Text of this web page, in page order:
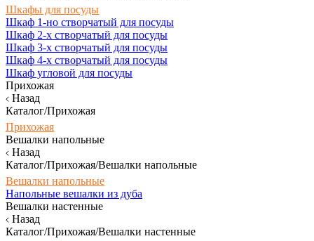
Шкафы для посуды
Шкаф 1-но створчатый для посуды
Шкаф 2-х створчатый для посуды
Шкаф 3-х створчатый для посуды
Шкаф 4-х створчатый для посуды
Шкаф угловой для посуды
Прихожая
Назад
Каталог/Прихожая
Прихожая
Вешалки напольные
Назад
Каталог/Прихожая/Вешалки напольные
Вешалки напольные
Напольные вешалки из дуба
Вешалки настенные
Назад
Каталог/Прихожая/Вешалки настенные